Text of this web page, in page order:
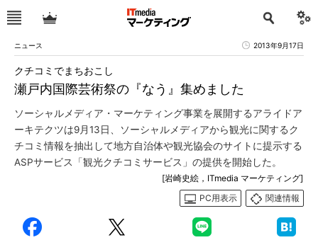
ニュース 2013年9月17日
瀬戸内国際芸術祭の『なう』集めました
クチコミでまちおこし
ソーシャルメディア・マーケティング事業を展開するアライドア
ーキテクツは9月13日、ソーシャルメディアから観光に関するク
チコミ情報を抽出して地方自治体や観光協会のサイトに提示する
ASPサービス「観光クチコミサービス」の提供を開始した。
[岩崎史絵，ITmedia マーケティング]
PC用表示
関連情報